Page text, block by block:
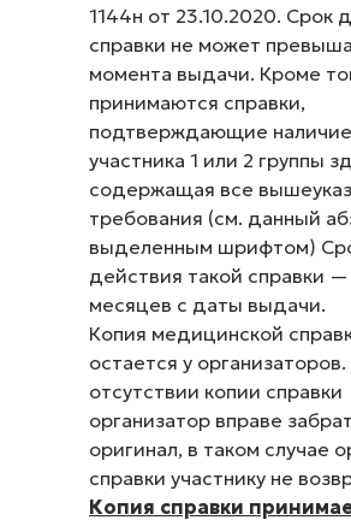
1144н от 23.10.2020. Срок
справки не может
момента выдачи. Кроме
принимаются справки,
подтверждающие
участника 1 или 2 группы
содержащая все
требования (см. данный
выделенным шрифтом)
действия такой справки
месяцев с даты выдачи.
Копия медицинской
остается у
отсутствии копии справки
организатор вправе
оригинал, в таком случае
справки участнику не
Копия справки